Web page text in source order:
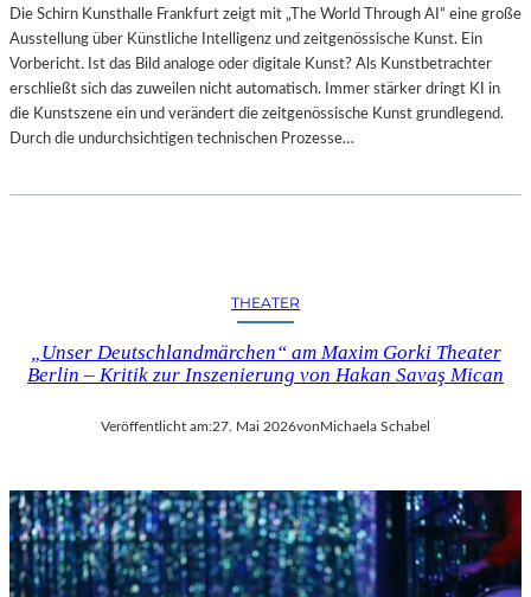
Die Schirn Kunsthalle Frankfurt zeigt mit „The World Through AI“ eine große
Ausstellung über Künstliche Intelligenz und zeitgenössische Kunst. Ein
Vorbericht. Ist das Bild analoge oder digitale Kunst? Als Kunstbetrachter
erschließt sich das zuweilen nicht automatisch. Immer stärker dringt KI in
die Kunstszene ein und verändert die zeitgenössische Kunst grundlegend.
Durch die undurchsichtigen technischen Prozesse…
THEATER
„Unser Deutschlandmärchen“ am Maxim Gorki Theater
Berlin – Kritik zur Inszenierung von Hakan Savaş Mican
Veröffentlicht am:27. Mai 2026vonMichaela Schabel